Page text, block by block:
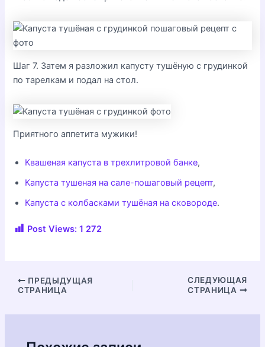
Шаг 7. Затем я разложил капусту тушёную с грудинкой
по тарелкам и подал на стол.
Приятного аппетита мужики!
Квашеная капуста в трехлитровой банке,
Капуста тушеная на сале-пошаговый рецепт,
Капуста с колбасками тушёная на сковороде.
Post Views: 1 272
НавигацияПРЕДЫДУЩАЯ
СТРАНИЦА
СЛЕДУЮЩАЯ
СТРАНИЦА